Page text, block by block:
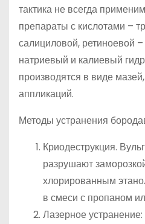
тактика не всегда
препараты с кислотами –
салициловой, ретиноевой
натриевый и калиевый
производятся в виде
аппликаций.
Методы устранения
Криодеструкция.
разрушают
хлорированным
в смеси с пропаном
Лазерное